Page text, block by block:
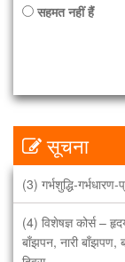
सहमत नहीं हैं
सूचना
सभी थेरेपी के डॉक्टर,
(1) एडवांस पंचगव्य
(2) इंटीग्रेटेड पंचगव्य
(3) गर्भशुद्धि-
(4) विशेषज्ञ कोर्स –
बाँझपन, नारी
दिवस